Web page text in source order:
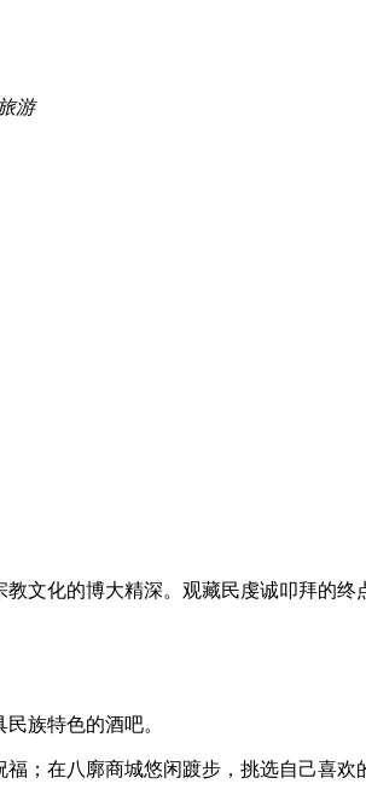
游
教文化的博大精深。观藏民虔诚叩拜的终
族特色的酒吧。
；在八廓商城悠闲踱步，挑选自己喜欢